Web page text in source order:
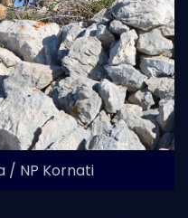
/ NP Kornati